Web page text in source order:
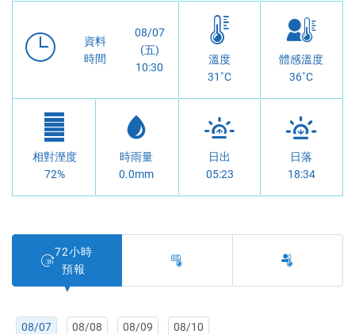
資料
時間
08/07
(五)
10:30
溫度
31
體感溫度
36
相對溼度
72%
時雨量
0.0mm
日出
05:23
日落
18:34
72小時
預報
08/07
08/08
08/09
08/10